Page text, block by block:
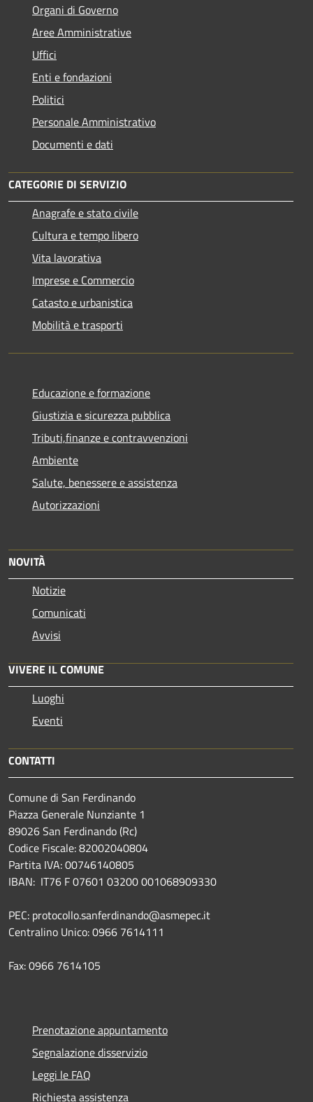
Organi di Governo
Aree Amministrative
Uffici
Enti e fondazioni
Politici
Personale Amministrativo
Documenti e dati
CATEGORIE DI SERVIZIO
Anagrafe e stato civile
Cultura e tempo libero
Vita lavorativa
Imprese e Commercio
Catasto e urbanistica
Mobilità e trasporti
Educazione e formazione
Giustizia e sicurezza pubblica
Tributi,finanze e contravvenzioni
Ambiente
Salute, benessere e assistenza
Autorizzazioni
NOVITÀ
Notizie
Comunicati
Avvisi
VIVERE IL COMUNE
Luoghi
Eventi
CONTATTI
Comune di San Ferdinando
Piazza Generale Nunziante 1
89026 San Ferdinando (Rc)
Codice Fiscale: 82002040804
Partita IVA: 00746140805
IBAN: IT76 F 07601 03200 001068909330
PEC: protocollo.sanferdinando@asmepec.it
Centralino Unico: 0966 7614111
Fax: 0966 7614105
Prenotazione appuntamento
Segnalazione disservizio
Leggi le FAQ
Richiesta assistenza